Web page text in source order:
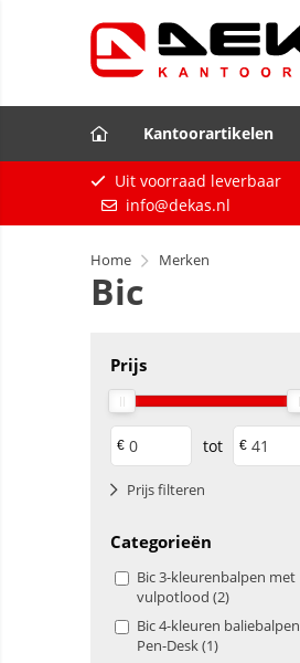
Kantoorartikelen
Uit voorraad leverbaar
info@dekas.nl
Home Merken
Bic
Prijs
€ tot €
Prijs filteren
Categorieën
Bic 3-kleurenbalpen met
vulpotlood (2)
Bic 4-kleuren baliebalpen
Pen-Desk (1)